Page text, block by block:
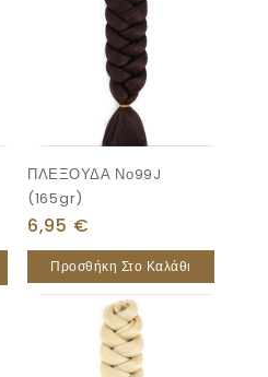
ΠΛΕΞΟΥΔΑ Νο99J
(165gr)
6,95 €
Προσθήκη Στο Καλάθι